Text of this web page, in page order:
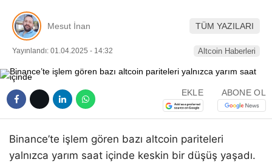
Pinterest
Telegram
Mesut İnan TÜM YAZILARI
Yayınlandı: 01.04.2025 - 14:32 Altcoin Haberleri
EKLE ABONE OL
Binance’te işlem gören bazı altcoin pariteleri
yalnızca yarım saat içinde keskin bir düşüş yaşadı.